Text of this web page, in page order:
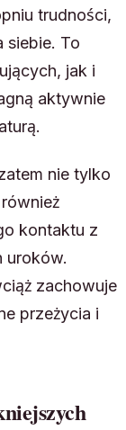
trudności,
siebie. To
jak i
aktywnie
nie tylko
kontaktu z
uroków.
zachowuje
przeżycia i